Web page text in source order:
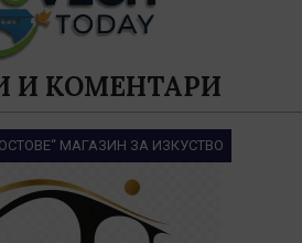
И КОМЕНТАРИ
МАГАЗИН ЗА ИЗКУСТВО